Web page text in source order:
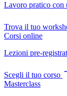
Lavoro pratico con
Trova il tuo
Corsi online
Lezioni pre-
Scegli il tuo corso
Masterclass